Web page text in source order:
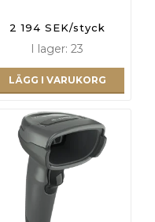
2 194 SEK/styck
I lager: 23
LÄGG I VARUKORG